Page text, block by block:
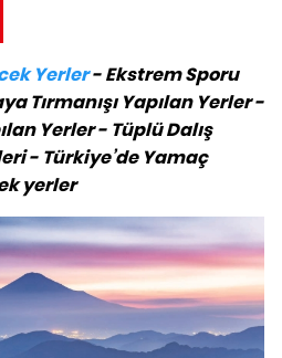
Yerler- Ekstrem Sporu
Tırmanışı Yapılan Yerler -
Yerler - Tüplü Dalış
- Türkiye’de Yamaç
yerler